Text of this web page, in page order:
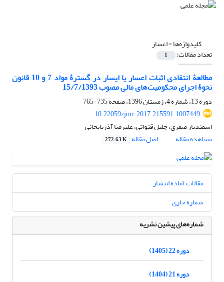
کلیدواژه‌ها =اعسار
تعداد مقالات: 1
مطالعۀ انتقادی اثبات اعسار یا ایسار در گسترۀ مواد 7 و 10 قانون
نحوۀ اجرای محکومیت‌های مالی مصوب 15/7/1393
دوره 13، شماره 4، زمستان 1396، صفحه
735-765
10.22059/jorr.2017.215591.1007449
اسفندیار صفری، جلیل قنواتی، علیرضا آذربایجانی
مشاهده مقاله
اصل مقاله 272.63 K
مقالات آماده انتشار
شماره جاری
شماره‌های پیشین نشریه
دوره 22 (1405)
دوره 21 (1404)